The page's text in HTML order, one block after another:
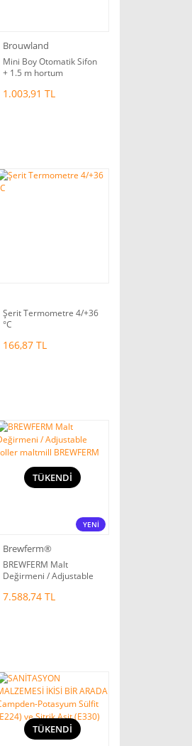
Brouwland
Mini Boy Otomatik Sifon
+ 1.5 m hortum
1.003,91 TL
Şerit Termometre 4/+36
°C
166,87 TL
YENİ
TÜKENDİ
Brewferm®
BREWFERM Malt
Değirmeni / Adjustable
BREWFERM
7.588,74 TL
TÜKENDİ